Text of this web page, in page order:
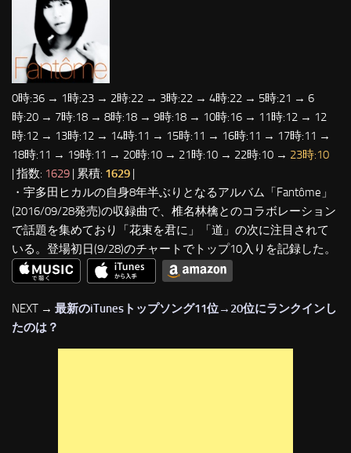
0時:36 → 1時:23 → 2時:22 → 3時:22 → 4時:22 → 5時:21 → 6
時:20 → 7時:18 → 8時:18 → 9時:18 → 10時:16 → 11時:12 → 12
時:12 → 13時:12 → 14時:11 → 15時:11 → 16時:11 → 17時:11 →
18時:11 → 19時:11 → 20時:10 → 21時:10 → 22時:10 → 23時:10
| 指数: 1629 | 累積: 1629 |
・宇多田ヒカルの自身8年半ぶりとなるアルバム「Fantôme」
(2016/09/28発売)の収録曲で、椎名林檎とのコラボレーション
で話題を集めており「花束を君に」「道」の次に注目されて
いる。登場初日(9/28)のチャートでトップ10入りを記録した。
NEXT → 最新のiTunesトップソング11位→20位にランクインし
たのは？